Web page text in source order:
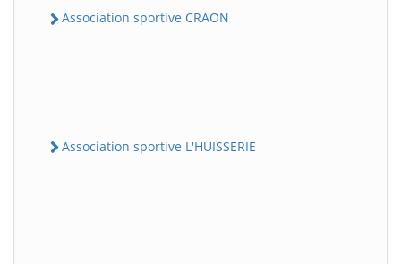
Association sportive CRAON
Association sportive L'HUISSERIE